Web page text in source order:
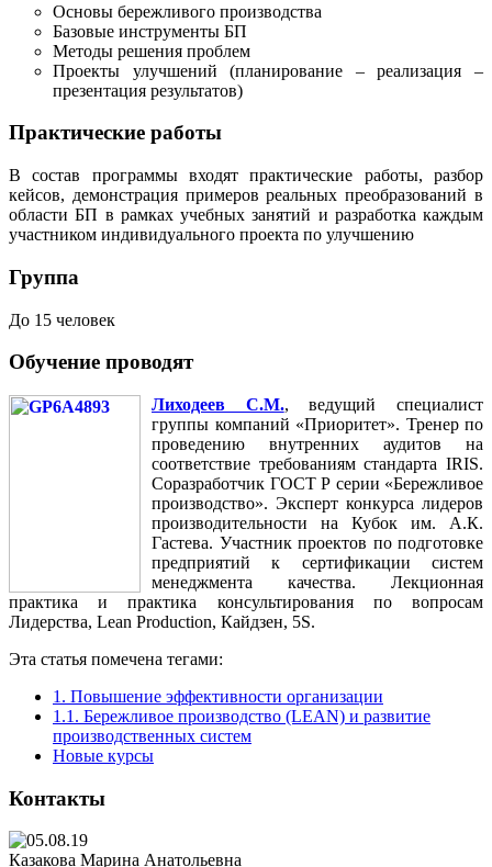
Основы бережливого производства
Базовые инструменты БП
Методы решения проблем
Проекты улучшений (планирование – реализация –
презентация результатов)
Практические работы
В состав программы входят практические работы, разбор
кейсов, демонстрация примеров реальных преобразований в
области БП в рамках учебных занятий и разработка каждым
участником индивидуального проекта по улучшению
Группа
До 15 человек
Обучение проводят
Лиходеев С.М., ведущий специалист
группы компаний «Приоритет». Тренер по
проведению внутренних аудитов на
соответствие требованиям стандарта IRIS.
Соразработчик ГОСТ Р серии «Бережливое
производство». Эксперт конкурса лидеров
производительности на Кубок им. А.К.
Гастева. Участник проектов по подготовке
предприятий к сертификации систем
менеджмента качества. Лекционная
практика и практика консультирования по вопросам
Лидерства, Lean Production, Кайдзен, 5S.
Эта статья помечена тегами:
1. Повышение эффективности организации
1.1. Бережливое производство (LEAN) и развитие
производственных систем
Новые курсы
Контакты
Казакова Марина Анатольевна